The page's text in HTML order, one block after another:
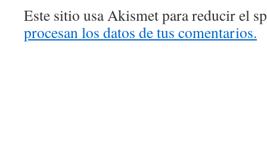
Este sitio usa Akismet para reducir el
procesan los datos de tus comentarios.